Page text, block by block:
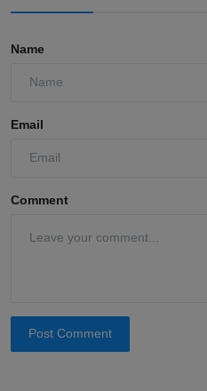
Name
Email
Comment
Post Comment